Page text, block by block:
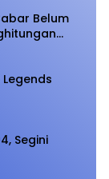
Belum
Segini